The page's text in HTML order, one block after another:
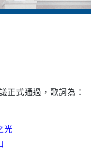
正式通過，歌詞為：
光